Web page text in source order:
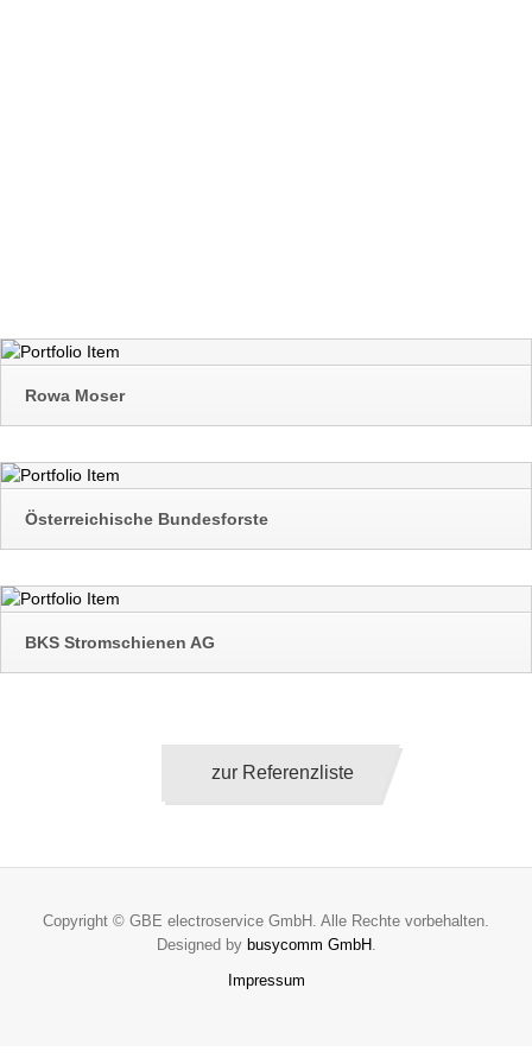
Rowa Moser
Österreichische Bundesforste
BKS Stromschienen AG
zur Referenzliste
Copyright © GBE electroservice GmbH. Alle Rechte vorbehalten.
Designed by busycomm GmbH.
Impressum